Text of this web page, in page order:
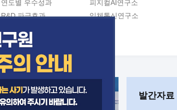
연도별 우수성과
R&D 파급효과
지식공유플랫폼
피지컬AI연구소
입체통신연구소
인공지능안전연구소
우주항공반도체전략연구단
대경권연구본부
발간자료